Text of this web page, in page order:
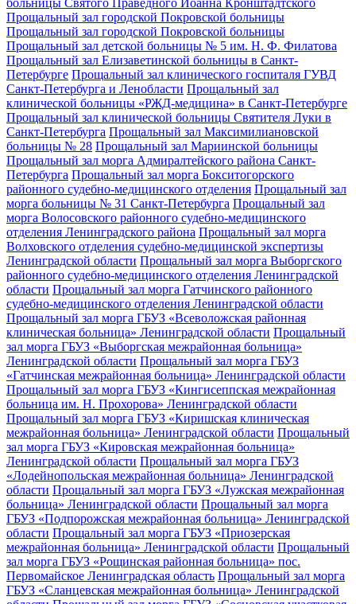
больницы Святого Праведного Иоанна Кронштадтского
Прощальный зал городской Покровской больницы
Прощальный зал городской Покровской больницы
Прощальный зал детской больницы № 5 им. Н. Ф. Филатова
Прощальный зал Елизаветинской больницы в Санкт-
Петербурге Прощальный зал клинического госпиталя ГУВД
Санкт-Петербурга и Ленобласти Прощальный зал
клинической больницы «РЖД-медицина» в Санкт-Петербурге
Прощальный зал клинической больницы Святителя Луки в
Санкт-Петербурга Прощальный зал Максимилиановской
больницы № 28 Прощальный зал Мариинской больницы
Прощальный зал морга Адмиралтейского района Санкт-
Петербурга Прощальный зал морга Бокситогорского
районного судебно-медицинского отделения Прощальный зал
морга больницы № 31 Санкт-Петербурга Прощальный зал
морга Волосовского районного судебно-медицинского
отделения Ленинградского района Прощальный зал морга
Волховского отделения судебно-медицинской экспертизы
Ленинградской области Прощальный зал морга Выборгского
районного судебно-медицинского отделения Ленинградской
области Прощальный зал морга Гатчинского районного
судебно-медицинского отделения Ленинградской области
Прощальный зал морга ГБУЗ «Всеволожская районная
клиническая больница» Ленинградской области Прощальный
зал морга ГБУЗ «Выборгская межрайонная больница»
Ленинградской области Прощальный зал морга ГБУЗ
«Гатчинская межрайонная больница» Ленинградской области
Прощальный зал морга ГБУЗ «Кингисеппская межрайонная
больница им. Н. Прохорова» Ленинградской области
Прощальный зал морга ГБУЗ «Киришская клиническая
межрайонная больница» Ленинградской области Прощальный
зал морга ГБУЗ «Кировская межрайонная больница»
Ленинградской области Прощальный зал морга ГБУЗ
«Лодейнопольская межрайонная больница» Ленинградской
области Прощальный зал морга ГБУЗ «Лужская межрайонная
больница» Ленинградской области Прощальный зал морга
ГБУЗ «Подпорожская межрайонная больница» Ленинградской
области Прощальный зал морга ГБУЗ «Приозерская
межрайонная больница» Ленинградской области Прощальный
зал морга ГБУЗ «Рощинская районная больница» пос.
Первомайское Ленинградская область Прощальный зал морга
ГБУЗ «Сланцевская межрайонная больница» Ленинградской